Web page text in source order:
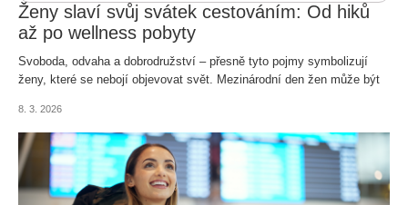
Ženy slaví svůj svátek cestováním: Od hiků
až po wellness pobyty
Svoboda, odvaha a dobrodružství – přesně tyto pojmy symbolizují
ženy, které se nebojí objevovat svět. Mezinárodní den žen může být
si letenky do destinace, kterou byste už rády přetavily z travel bucket
listu do skutečných zážitků.
8. 3. 2026